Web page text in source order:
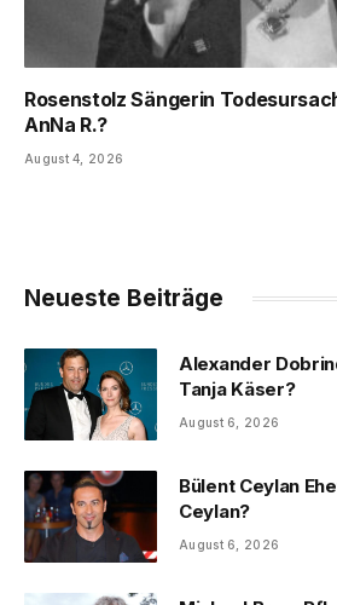
Rosenstolz Sängerin
AnNa R.?
August 4, 2026
Neueste Beiträge
Alexander
Tanja Käser?
August 6, 2026
Bülent Ceylan
Ceylan?
August 6, 2026